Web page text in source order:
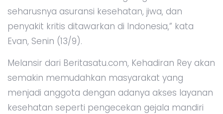
seharusnya asuransi kesehatan, jiwa, dan
penyakit kritis ditawarkan di Indonesia,” kata
Evan, Senin (13/9).
Melansir dari Beritasatu.com, Kehadiran Rey akan
semakin memudahkan masyarakat yang
menjadi anggota dengan adanya akses layanan
kesehatan seperti pengecekan gejala mandiri